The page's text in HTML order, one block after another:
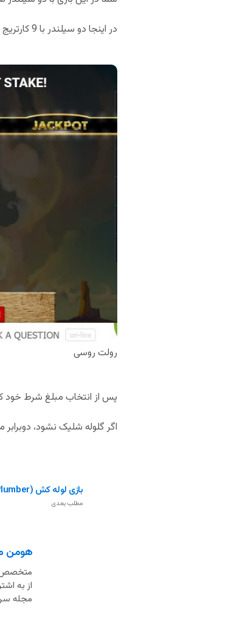
در اینجا دو سیلندر با 9 کارتریج گلوله قرار دارد.
رولت روسی
پس از انتخاب مبلغ شرط خود که از 430 تومان تا 795500 تومان قابل تغییر است، یکی از دو سیلندر را انتخاب می‌کنید و
اگر گلوله شلیک نشود،
بازی لوله کش (Plumber) در وان ایکس بت
مطلب بعدی
هومن
از به
مجله